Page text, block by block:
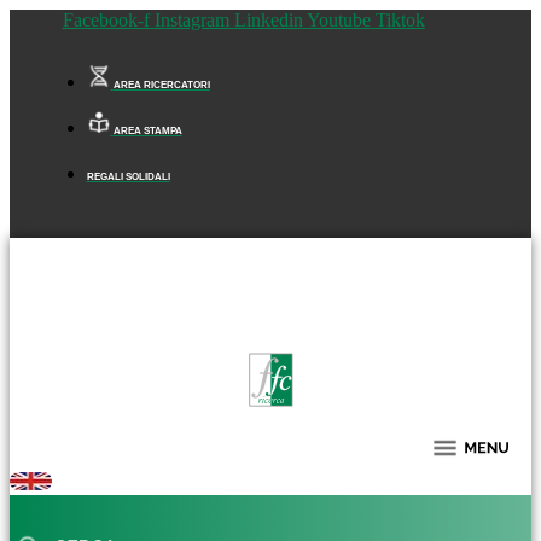
Facebook-f Instagram Linkedin Youtube Tiktok
AREA RICERCATORI
AREA STAMPA
REGALI SOLIDALI